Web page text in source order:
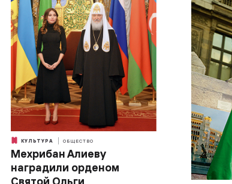
КУЛЬТУРА ОБЩЕСТВО
Мехрибан Алиеву
наградили орденом
Святой Ольги